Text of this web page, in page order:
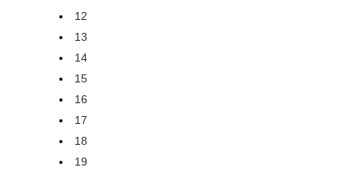
12
13
14
15
16
17
18
19